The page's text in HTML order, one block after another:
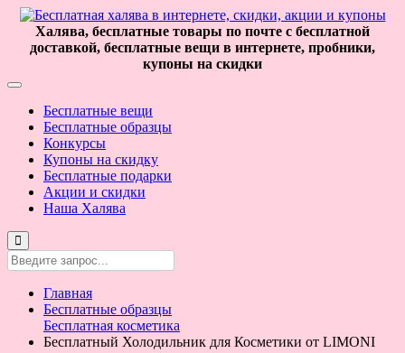
Халява, бесплатные товары по почте с бесплатной
доставкой, бесплатные вещи в интернете, пробники,
купоны на скидки
Бесплатные вещи
Бесплатные образцы
Конкурсы
Купоны на скидку
Бесплатные подарки
Акции и скидки
Наша Халява
Главная
Бесплатные образцы
Бесплатная косметика
Бесплатный Холодильник для Косметики от LIMONI